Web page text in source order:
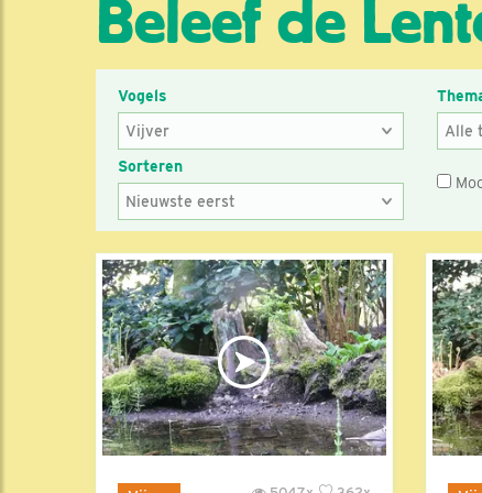
Beleef de
Vogels
Sorteren